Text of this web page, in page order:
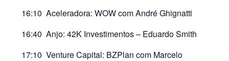
16:10 Aceleradora: WOW com André Ghignatti
16:40 Anjo: 42K Investimentos – Eduardo Smith
17:10 Venture Capital: BZPlan com Marcelo